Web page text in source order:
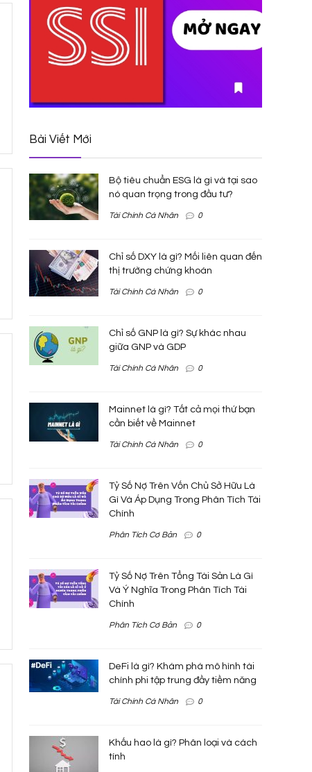
Bài Viết Mới
Bộ tiêu chuẩn ESG là gì và tại sao
nó quan trọng trong đầu tư?
Tài Chính Cá Nhân 0
Chỉ số DXY là gì? Mối liên quan đến
thị trường chứng khoán
Tài Chính Cá Nhân 0
Chỉ số GNP là gì? Sự khác nhau
giữa GNP và GDP
Tài Chính Cá Nhân 0
Mainnet là gì? Tất cả mọi thứ bạn
cần biết về Mainnet
Tài Chính Cá Nhân 0
Tỷ Số Nợ Trên Vốn Chủ Sở Hữu Là
Gì Và Áp Dụng Trong Phân Tích Tài
Chính
Phân Tích Cơ Bản 0
Tỷ Số Nợ Trên Tổng Tài Sản Là Gì
Và Ý Nghĩa Trong Phân Tích Tài
Chính
Phân Tích Cơ Bản 0
DeFi là gì? Khám phá mô hình tài
chính phi tập trung đầy tiềm năng
Tài Chính Cá Nhân 0
Khấu hao là gì? Phân loại và cách
tính